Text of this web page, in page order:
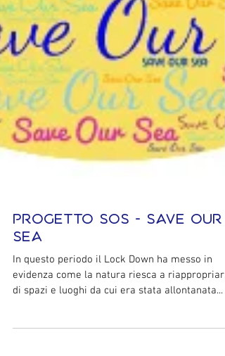
Progetto SOS - Save Our
Sea
di spazi e luoghi da cui era stata allontanata...